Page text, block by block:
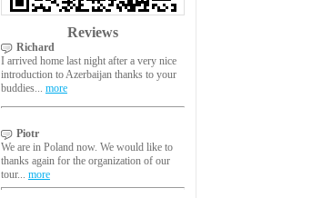
Reviews
Richard
I arrived home last night after a very nice
introduction to Azerbaijan thanks to your
buddies... more
Piotr
We are in Poland now. We would like to
thanks again for the organization of our
tour... more